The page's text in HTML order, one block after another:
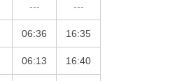
--- ---
06:36 16:35
06:13 16:40